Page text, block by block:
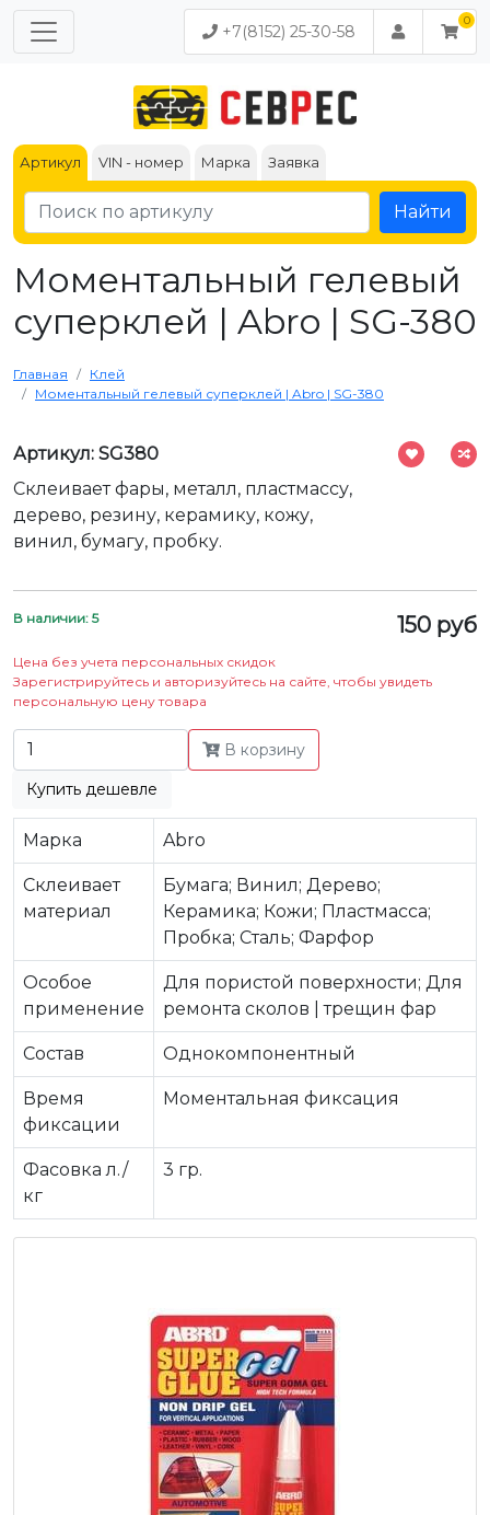
+7(8152) 25-30-58
Артикул VIN - номер Марка Заявка
Найти
Моментальный гелевый
суперклей | Abro | SG-380
Главная
Клей
Моментальный гелевый суперклей | Abro | SG-380
Артикул: SG380
Склеивает фары, металл, пластмассу,
дерево, резину, керамику, кожу,
винил, бумагу, пробку.
В наличии: 5 150 руб
Цена без учета персональных скидок
Зарегистрируйтесь и авторизуйтесь на сайте, чтобы увидеть
персональную цену товара
В корзину
Купить дешевле
Марка Abro
Склеивает
материал
Бумага; Винил; Дерево;
Керамика; Кожи; Пластмасса;
Пробка; Сталь; Фарфор
Особое
применение
Для пористой поверхности; Для
ремонта сколов | трещин фар
Состав Однокомпонентный
Время
фиксации
Моментальная фиксация
Фасовка л./
кг
3 гр.